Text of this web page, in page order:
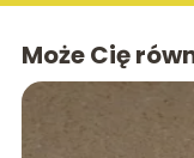
Może Cię